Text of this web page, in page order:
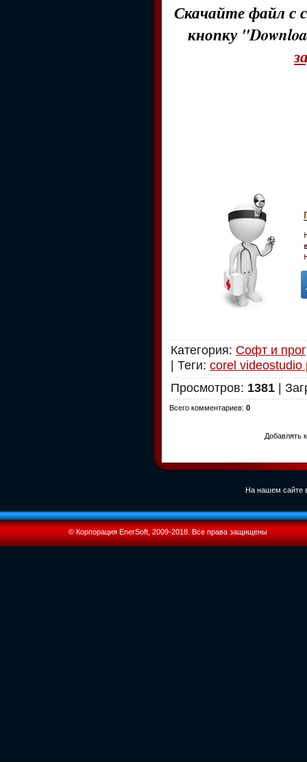
Скачайте файл с
кнопку
Категория: Софт и
| Теги: corel videostudio
Просмотров: 1381 |
Всего комментариев: 0
Добавлять
На нашем сайте
© Корпорация EnerSoft, 2009-2018. Все права защищены